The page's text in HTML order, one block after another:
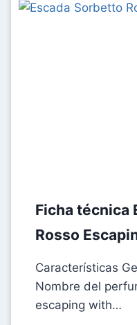
Ficha técnica
Rosso
Características
Nombre del
escaping with…